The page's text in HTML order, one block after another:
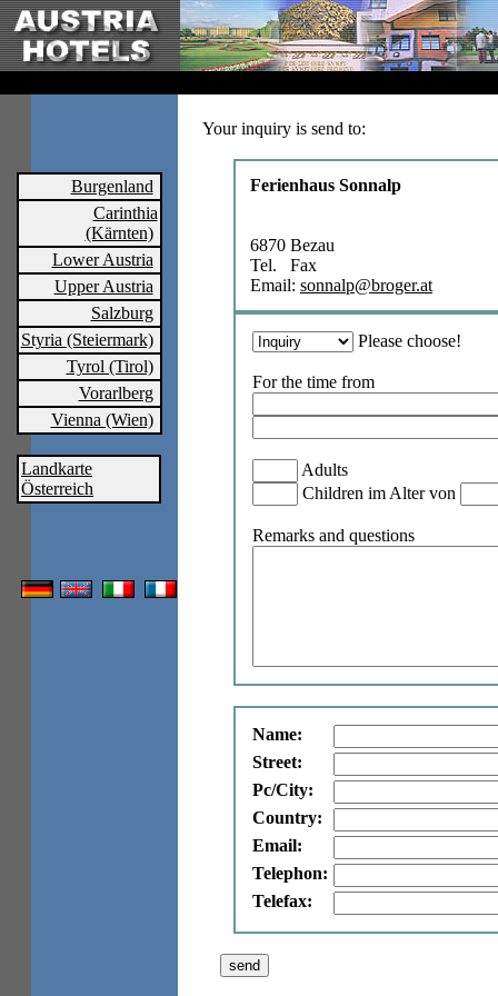
Burgenland
Carinthia
(Kärnten)
Lower Austria
Upper Austria
Salzburg
Styria (Steiermark)
Tyrol (Tirol)
Vorarlberg
Vienna (Wien)
Landkarte
Österreich
Your inquiry is send to:
Ferienhaus Sonnalp
6870 Bezau
Tel. Fax
Email: sonnalp@broger.at
Please choose!
For the time from
Adults
Children im Alter von
Remarks and questions
Name:
Street:
Pc/City:
Country:
Email:
Telephon:
Telefax: